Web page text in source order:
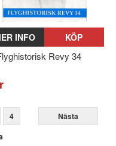
INFO KÖP
Revy 34
4
Nästa